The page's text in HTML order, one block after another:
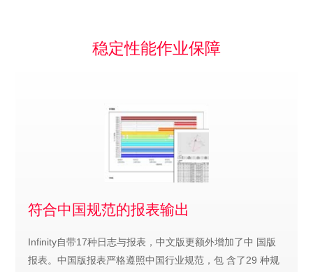
稳定性能作业保障
符合中国规范的报表输出
Infinity自带17种日志与报表，中文版更额外增加了中 国版
报表。中国版报表严格遵照中国行业规范，包 含了29 种规